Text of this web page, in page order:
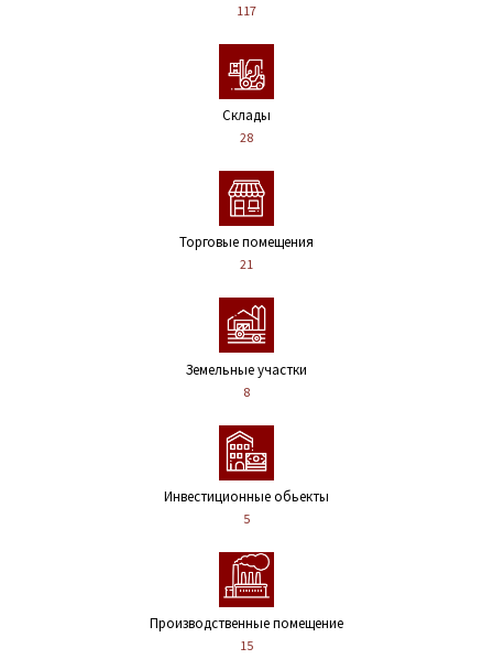
117
Склады
28
Торговые помещения
21
Земельные участки
8
Инвестиционные обьекты
5
Производственные помещение
15